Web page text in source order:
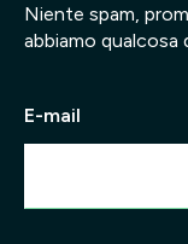
Niente spam,
abbiamo qualcosa
E-mail